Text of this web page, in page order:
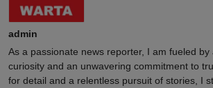
admin
As a passionate news reporter, I am fueled by
curiosity and an unwavering commitment to
for detail and a relentless pursuit of stories, I